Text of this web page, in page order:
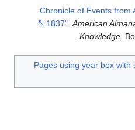
"Chronicle of Events
1837". American
Knowledge.
Pages using year box with